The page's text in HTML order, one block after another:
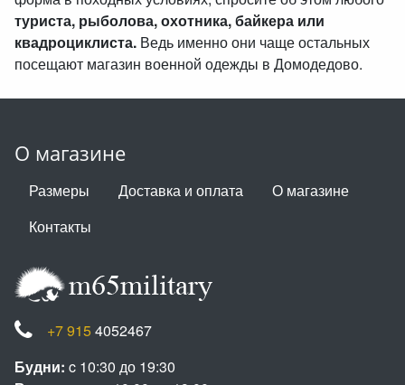
туриста, рыболова, охотника, байкера или
квадроциклиста. Ведь именно они чаще остальных
посещают магазин военной одежды в Домодедово.
О магазине
Размеры Доставка и оплата
О магазине
Контакты
+7 915 4052467
Будни: c 10:30 до 19:30